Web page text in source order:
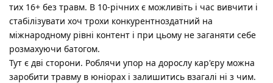
тих 16+ без травм. В 10-річних є можливіть і час вивчити і
стабілізувати хоч трохи конкурентноздатний на
міжнародному рівні контент і при цьому не заганяти себе
розмахуючи батогом.
Тут є дві сторони. Роблячи упор на дорослу кар'єру можна
заробити травму в юніорах і залишитись взагалі ні з чим.